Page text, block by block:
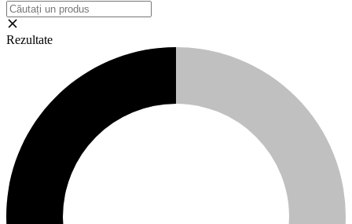
Rezultate